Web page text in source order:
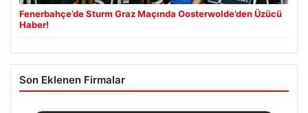
Fenerbahçe’de Sturm Graz Maçında Oosterwolde’den Üzücü
Haber!
Son Eklenen Firmalar